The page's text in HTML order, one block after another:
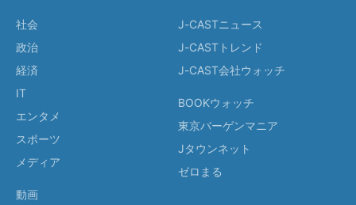
社会
政治
経済
IT
エンタメ
スポーツ
メディア
動画
J-CASTニュース
J-CASTトレンド
J-CAST会社ウォッチ
BOOKウォッチ
東京バーゲンマニア
Jタウンネット
ゼロまる